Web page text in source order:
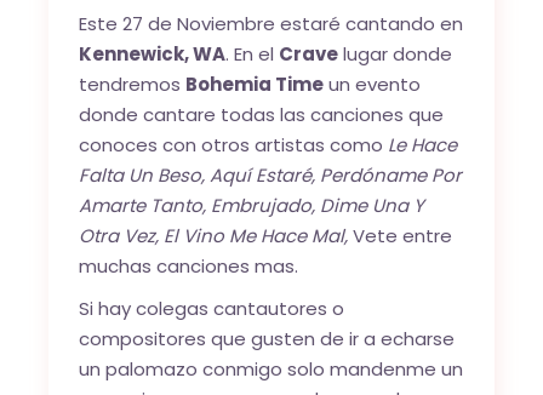
Este 27 de Noviembre estaré cantando en
Kennewick, WA. En el Cravelugar donde
tendremos Bohemia Timeun evento
donde cantare todas las canciones que
conoces con otros artistas como Le Hace
Falta Un Beso, Aquí Estaré, Perdóname Por
Amarte Tanto, Embrujado, Dime Una Y
Otra Vez, El Vino Me Hace Mal,Vete entre
muchas canciones mas.
Si hay colegas cantautores o
compositores que gusten de ir a echarse
un palomazo conmigo solo mandenme un